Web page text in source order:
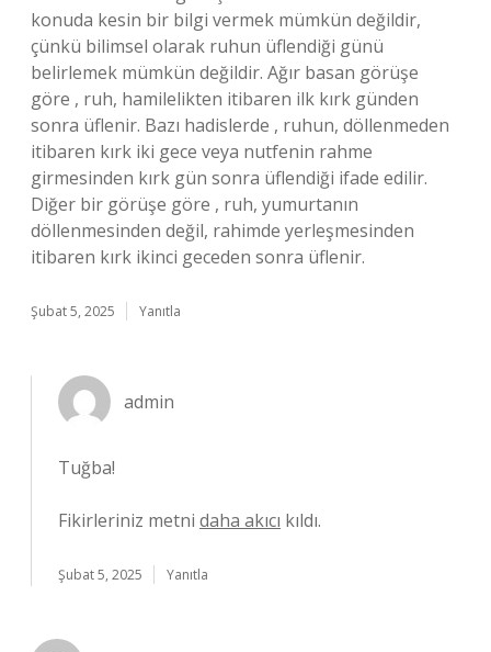
konuda kesin bir bilgi vermek mümkün değildir,
çünkü bilimsel olarak ruhun üflendiği günü
belirlemek mümkün değildir. Ağır basan görüşe
göre , ruh, hamilelikten itibaren ilk kırk günden
sonra üflenir. Bazı hadislerde , ruhun, döllenmeden
itibaren kırk iki gece veya nutfenin rahme
girmesinden kırk gün sonra üflendiği ifade edilir.
Diğer bir görüşe göre , ruh, yumurtanın
döllenmesinden değil, rahimde yerleşmesinden
itibaren kırk ikinci geceden sonra üflenir.
Şubat 5, 2025 Yanıtla
admin
Tuğba!
Fikirleriniz metni daha akıcı kıldı.
Şubat 5, 2025 Yanıtla